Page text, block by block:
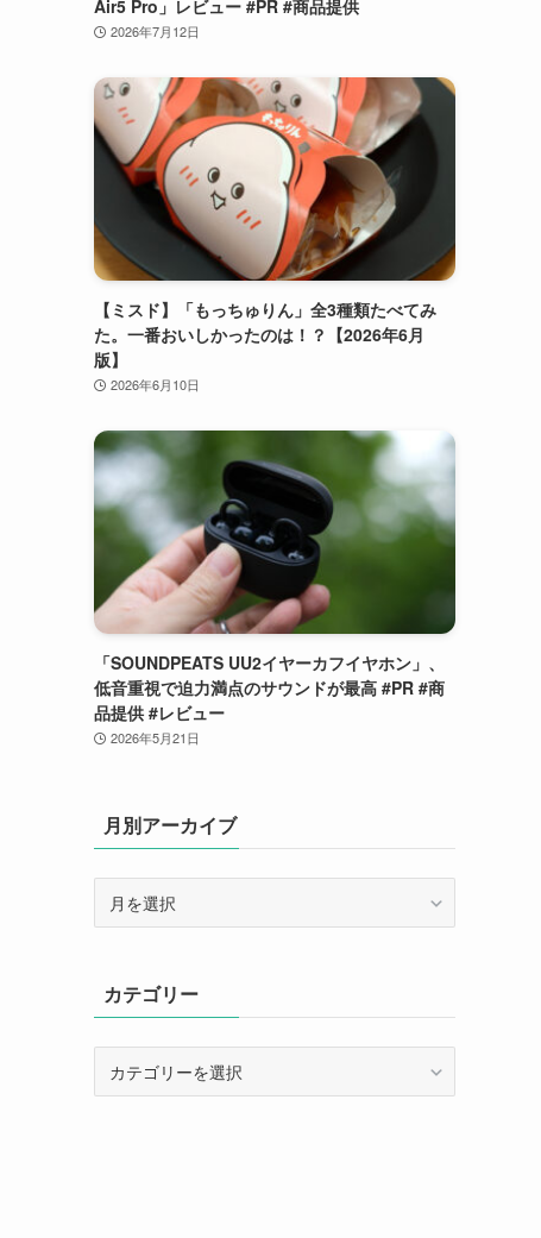
Air5 Pro」レビュー #PR #商品提供
2026年7月12日
【ミスド】「もっちゅりん」全3種類たべてみ
た。一番おいしかったのは！？【2026年6月
版】
2026年6月10日
「SOUNDPEATS UU2イヤーカフイヤホン」、
低音重視で迫力満点のサウンドが最高 #PR #商
品提供 #レビュー
2026年5月21日
月別アーカイブ
カ
イ
ブ
カテゴリー